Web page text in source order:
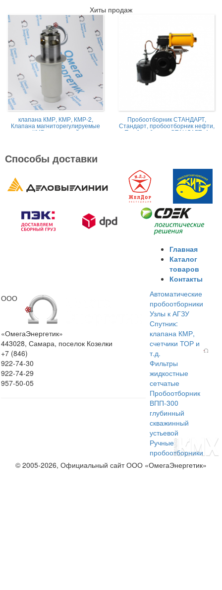
Хиты продаж
клапана КМР, КМР, КМР-2,
Клапана магниторегулируемые
КМР жидкостной
Пробоотборник СТАНДАРТ,
Стандарт, пробоотборник нефти,
Пробоотборник СТАНДАРТ -А
Способы доставки
ООО
«ОмегаЭнергетик»
443028, Самара, поселок Козелки
+7 (846)
922-74-30
922-74-29
957-50-05
Главная
Каталог
товаров
Контакты
Автоматические
пробоотборники
Узлы к АГЗУ
Спутник:
клапана КМР,
счетчики ТОР и
т.д.
Фильтры
жидкостные
сетчатые
Пробоотборник
ВПП-300
глубинный
скважинный
устьевой
Ручные
пробоотборники
© 2005-2026, Официальный сайт ООО «ОмегаЭнергетик»